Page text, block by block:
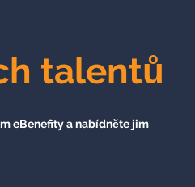
talentů
eBenefity a nabídněte jim